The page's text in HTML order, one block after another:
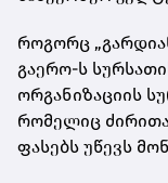
როგორც
გაერო-ს
ორგანიზაციის
რომელიც
ფასებს უწევს